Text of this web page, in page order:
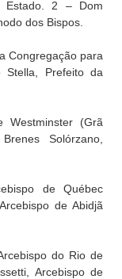
Estado. 2 – Dom
dos Bispos.
Congregação para
Prefeito da
Westminster (Grã
Solórzano,
de Québec
de Abidjã
do Rio de
Arcebispo de